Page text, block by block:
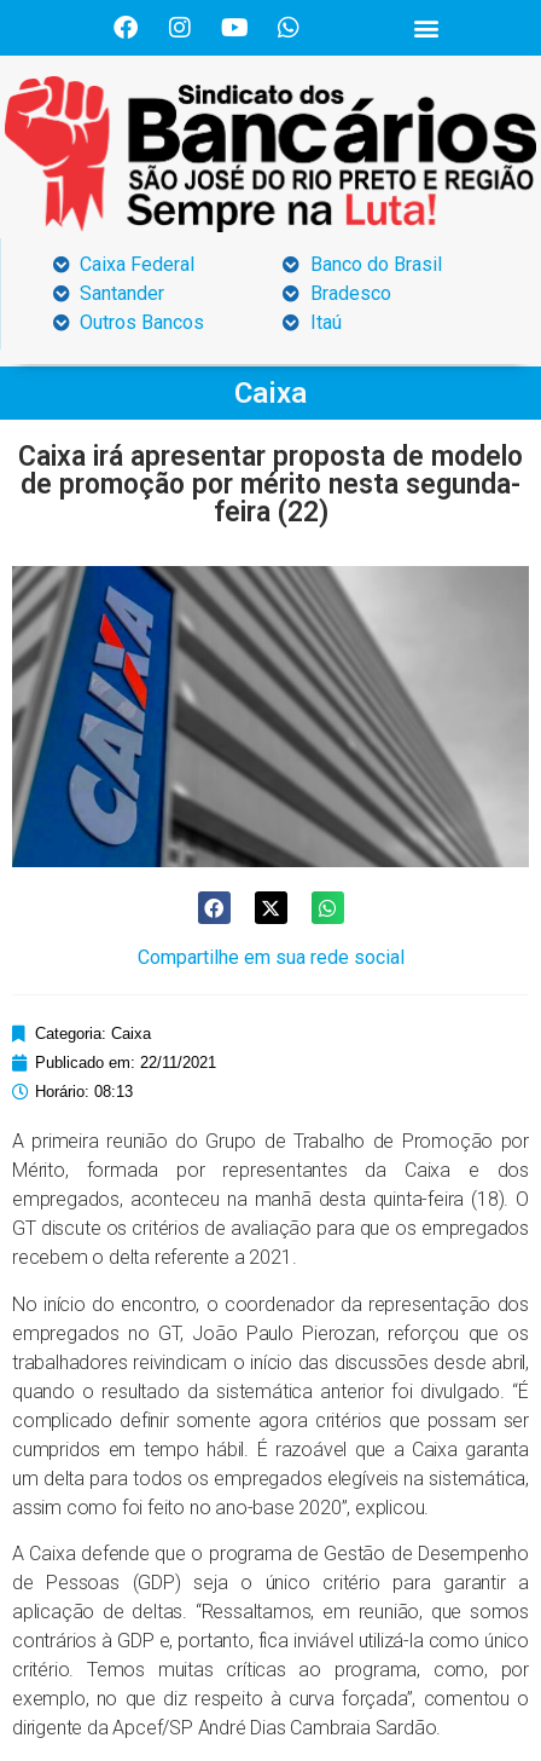
Caixa Federal
Santander
Outros Bancos
Banco do Brasil
Bradesco
Itaú
Caixa
Caixa irá apresentar proposta de modelo
de promoção por mérito nesta segunda-
feira (22)
Compartilhe em sua rede social
Categoria: Caixa
Publicado em: 22/11/2021
Horário: 08:13
A primeira reunião do Grupo de Trabalho de Promoção por
Mérito, formada por representantes da Caixa e dos
empregados, aconteceu na manhã desta quinta-feira (18). O
GT discute os critérios de avaliação para que os empregados
recebem o delta referente a 2021.
No início do encontro, o coordenador da representação dos
empregados no GT, João Paulo Pierozan, reforçou que os
trabalhadores reivindicam o início das discussões desde abril,
quando o resultado da sistemática anterior foi divulgado. “É
complicado definir somente agora critérios que possam ser
cumpridos em tempo hábil. É razoável que a Caixa garanta
um delta para todos os empregados elegíveis na sistemática,
assim como foi feito no ano-base 2020”, explicou.
A Caixa defende que o programa de Gestão de Desempenho
de Pessoas (GDP) seja o único critério para garantir a
aplicação de deltas. “Ressaltamos, em reunião, que somos
contrários à GDP e, portanto, fica inviável utilizá-la como único
critério. Temos muitas críticas ao programa, como, por
exemplo, no que diz respeito à curva forçada”, comentou o
dirigente da Apcef/SP André Dias Cambraia Sardão.